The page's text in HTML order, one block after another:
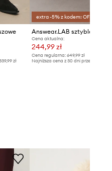
zł
extra -5% z kodem: OFF*
Cena aktualna:
244,99 zł
Cena regularna: 649,99 zł
Najniższa cena z 30 dni przed obniżką: